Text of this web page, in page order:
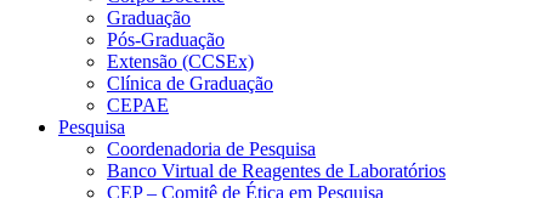
Graduação
Pós-Graduação
Extensão (CCSEx)
Clínica de Graduação
CEPAE
Pesquisa
Coordenadoria de Pesquisa
Banco Virtual de Reagentes de Laboratórios
CEP – Comitê de Ética em Pesquisa